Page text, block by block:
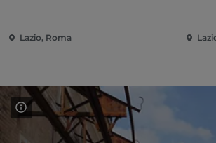
Lazio, Roma